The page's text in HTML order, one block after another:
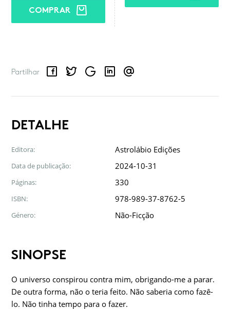
COMPRAR
Partilhar
FacebookTwitterGoogle LinkedInEmail
DETALHE
Editora: Astrolábio Edições
Data de publicação: 2024-10-31
Páginas: 330
ISBN: 978-989-37-8762-5
Género: Não-Ficção
SINOPSE
O universo conspirou contra mim, obrigando-me a parar.
De outra forma, não o teria feito. Não saberia como fazê-
lo. Não tinha tempo para o fazer.